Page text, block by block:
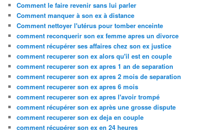
Comment le faire revenir sans lui parler
Comment manquer à son ex à distance
Comment nettoyer l'utérus pour tomber enceinte
comment reconquerir son ex femme apres un divorce
comment récupérer ses affaires chez son ex justice
comment recuperer son ex alors qu'il est en couple
comment recuperer son ex apres 1 an de separation
comment recuperer son ex apres 2 mois de separation
comment recuperer son ex apres 6 mois
comment recuperer son ex apres l'avoir trompé
comment récupérer son ex après une grosse dispute
comment recuperer son ex deja en couple
comment récupérer son ex en 24 heures